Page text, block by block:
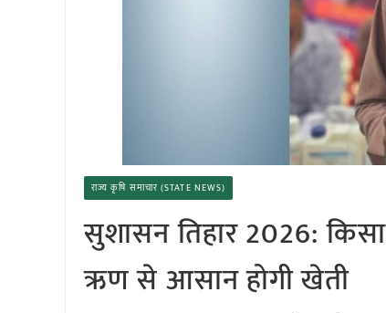
राज्य कृषि समाचार (STATE NEWS)
सुशासन तिहार 2026:
ऋण से आसान होगी खेती